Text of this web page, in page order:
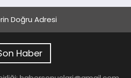
Doğru Adresi
Haber